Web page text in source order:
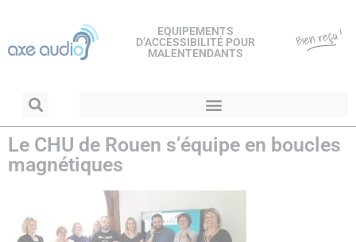
EQUIPEMENTS
D’ACCESSIBILITÉ POUR
MALENTENDANTS
Le CHU de Rouen s’équipe en boucles
magnétiques